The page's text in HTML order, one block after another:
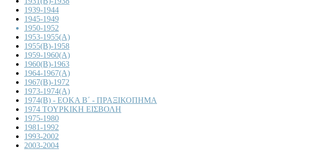
1939-1944
1945-1949
1950-1952
1953-1955(A)
1955(B)-1958
1959-1960(A)
1960(B)-1963
1964-1967(A)
1967(B)-1972
1973-1974(A)
1974(B) - ΕΟΚΑ Β΄ - ΠΡΑΞΙΚΟΠΗΜΑ
1974 ΤΟΥΡΚΙΚΗ ΕΙΣΒΟΛΗ
1975-1980
1981-1992
1993-2002
2003-2004